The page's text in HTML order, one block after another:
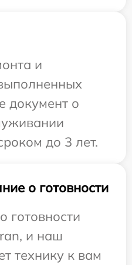
и
документ о
до 3 лет.
о готовности
и наш
технику к вам